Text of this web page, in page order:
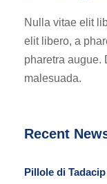
Nulla vitae elit
elit libero, a
pharetra augue.
malesuada.
Recent
Pillole di